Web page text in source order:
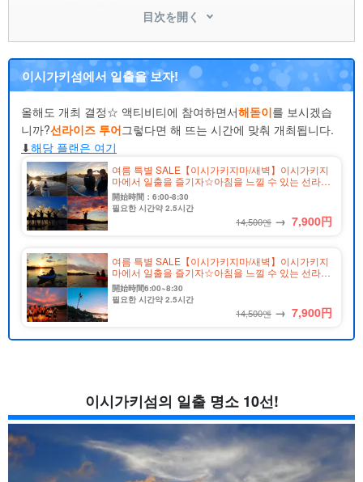
1.6서던 게이트 브리지
1.7이노다 어항
1.8⑧ 히라쿠보사키
1.10신이시가키 공항 인근 고지대
2이시가키섬의 추천 일출 액티비티
2.1이시가키섬의 일출 액티비티 ①선라이즈 카누(카약)
2.2이시가키섬의 일출 액티비티 선라이즈 SUP 투어
2.3이시가키섬의 일출 체험 일출과 함께 하는 해변 청소 체
험
2.4이시가키섬의 일출 액티비티 이른 아침 리트리트 투어
目次を開く
이시가키섬에서 일출을 보자!
올해도 개최 결정☆ 액티비티에 참여하면서해돋이를 보시겠습
니까?선라이즈 투어그렇다면 해 뜨는 시간에 맞춰 개최됩니다.
⬇︎해당 플랜은 여기
여름 특별 SALE【이시가키지마/새벽】이시가키지
마에서 일출을 즐기자☆아침을 느낄 수 있는 선라이
즈 SUP 투어★사진 무료&송영 포함(No.311)
開始時間：6:00-8:30
필요한 시간약 2.5시간
14,500엔 → 7,900円
여름 특별 SALE【이시가키지마/새벽】이시가키지
마에서 일출을 즐기자☆아침을 느낄 수 있는 선라이
즈 카약 투어★사진 무료&송영 포함(No.312)
開始時間6:00~8:30
필요한 시간약 2.5시간
14,500엔 → 7,900円
이시가키섬의 일출 명소 10선!